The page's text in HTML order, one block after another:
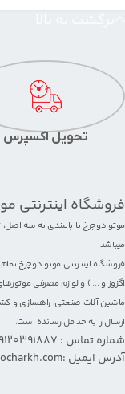
تحویل اکسپرس
فروشگاه اینترنتی
موتو دوچرخ با پایبندی به سه
میباشد.
فروشگاه اینترنتی موتو دوچرخ
اگزوز و ... ) و لوازم مصرفی
ماشین آلات صنعتی، راهسازی و
ارسال را به حداقل رسانده است.
شماره تماس : 09120391887
آدرس ایمیل :info[at]motodocharkh.com